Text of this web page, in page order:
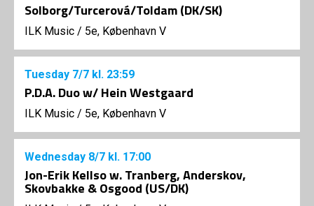
Solborg/Turcerová/Toldam (DK/SK)
ILK Music / 5e, København V
Tuesday 7/7 kl. 23:59
P.D.A. Duo w/ Hein Westgaard
ILK Music / 5e, København V
Wednesday 8/7 kl. 17:00
Jon-Erik Kellso w. Tranberg, Anderskov,
Skovbakke & Osgood (US/DK)